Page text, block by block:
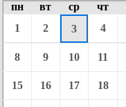
пн
вт ср чт
1
2 3 4
8 9 10 11
15 16 17 18